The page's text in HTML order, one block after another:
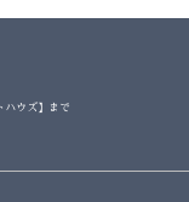
ウズ】まで